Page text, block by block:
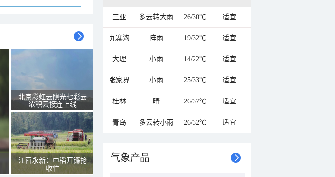
北京彩虹云隙光七彩云
浓积云接连上线
江西永新：中稻开镰抢
收忙
三亚 多云转大雨 26/30℃ 适宜
九寨沟 阵雨 19/32℃ 适宜
大理 小雨 14/22℃ 适宜
张家界 小雨 25/33℃ 适宜
桂林 晴 26/37℃ 适宜
青岛 多云转小雨 26/32℃ 适宜
气象产品